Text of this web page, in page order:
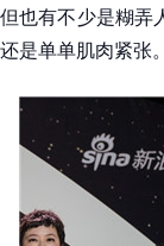
但也有不少是糊弄
还是单单肌肉紧张